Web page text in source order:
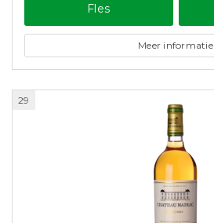
Fles
Meer informatie
29